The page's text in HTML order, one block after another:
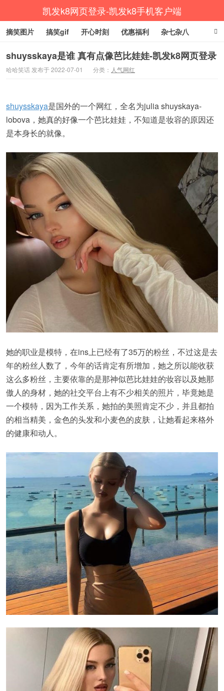
凯发k8网页登录-凯发k8手机客户端
摘笑图片 搞笑gif 开心时刻 优惠福利 杂七杂八
生活健康 涨姿势
shuysskaya是谁 真有点像芭比娃娃-凯发k8网页登录
哈哈笑话 发布于 2022-07-01 分类： 人气网红
shuysskaya是国外的一个网红，全名为julia shuyskaya-
lobova，她真的好像一个芭比娃娃，不知道是妆容的原因还
是本身长的就像。
她的职业是模特，在ins上已经有了35万的粉丝，不过这是去
年的粉丝人数了，今年的话肯定有所增加，她之所以能收获
这么多粉丝，主要依靠的是那神似芭比娃娃的妆容以及她那
傲人的身材，她的社交平台上有不少相关的照片，毕竟她是
一个模特，因为工作关系，她拍的美照肯定不少，并且都拍
的相当精美，金色的头发和小麦色的皮肤，让她看起来格外
的健康和动人。